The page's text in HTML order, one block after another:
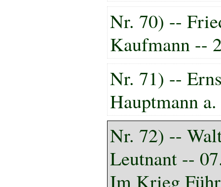
Nr. 70) --
Kaufmann --
Nr. 71) --
Hauptmann
Nr. 72) --
Leutnant --
Im Krieg